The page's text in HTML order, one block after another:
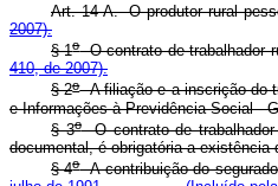
Art. 14-A. O produtor rural
2007).
§ 1oO contrato de trabalhador
410, de 2007).
§ 2oA filiação e a inscrição do
e Informações à Previdência
§ 3oO contrato de trabalhador
documental, é obrigatória a
§ 4oA contribuição do